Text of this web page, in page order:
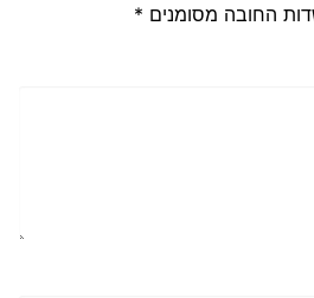
החובה מסומנים *